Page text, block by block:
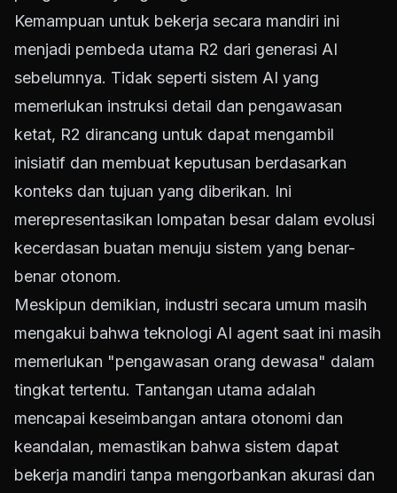
Kemampuan untuk bekerja secara mandiri ini
menjadi pembeda utama R2 dari generasi AI
sebelumnya. Tidak seperti sistem AI yang
memerlukan instruksi detail dan pengawasan
ketat, R2 dirancang untuk dapat mengambil
inisiatif dan membuat keputusan berdasarkan
konteks dan tujuan yang diberikan. Ini
merepresentasikan lompatan besar dalam evolusi
kecerdasan buatan menuju sistem yang benar-
benar otonom.
Meskipun demikian, industri secara umum masih
mengakui bahwa teknologi AI agent saat ini masih
memerlukan "pengawasan orang dewasa" dalam
tingkat tertentu. Tantangan utama adalah
mencapai keseimbangan antara otonomi dan
keandalan, memastikan bahwa sistem dapat
bekerja mandiri tanpa mengorbankan akurasi dan